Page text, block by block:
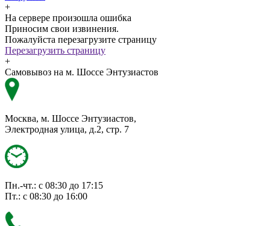
+
На сервере произошла ошибка
Приносим свои извинения.
Пожалуйста перезагрузите страницу
Перезагрузить страницу
+
Самовывоз на м. Шоссе Энтузиастов
Москва, м. Шоссе Энтузиастов,
Электродная улица, д.2, стр. 7
Пн.-чт.: с 08:30 до 17:15
Пт.: с 08:30 до 16:00